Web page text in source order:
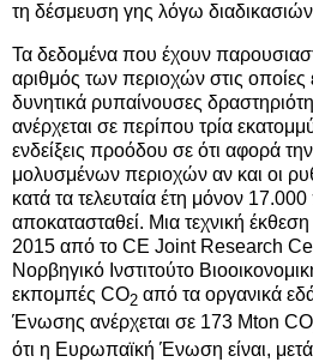
τη δέσμευση γης λόγω
Τα δεδομένα που έχουν
αριθμός των περιοχών στις
δυνητικά ρυπαίνουσες
ανέρχεται σε περίπου τρία
ενδείξεις προόδου σε ότι αφορά
μολυσμένων περιοχών αν και οι
κατά τα τελευταία έτη μόνον
αποκατασταθεί. Μια τεχνική
2015 από το CE Joint Research
Νορβηγικό Ινστιτούτο
εκπομπές CO2 από τα οργανικά
Ένωσης ανέρχεται σε 173 Mton CO
ότι η Ευρωπαϊκή Ένωση είναι, μετά